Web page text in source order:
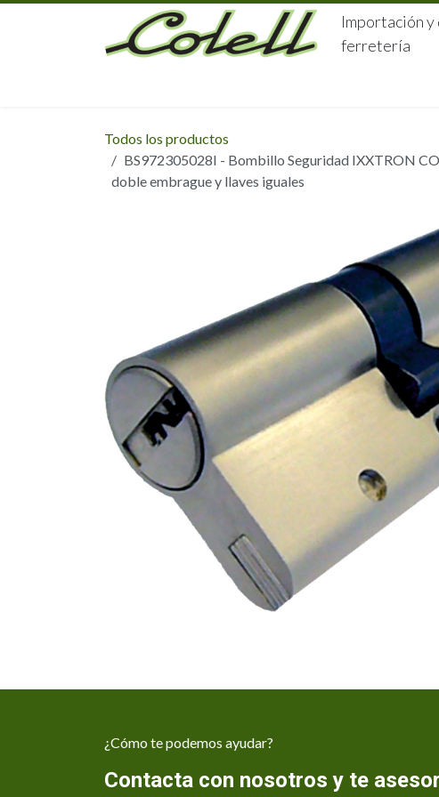
Ir al contenido
Importación
ferretería
Todos los productos
BS972305028I - Bombillo Seguridad IXXTRON
doble embrague y llaves iguales
¿Cómo te podemos ayudar?
Contacta con nosotros y te